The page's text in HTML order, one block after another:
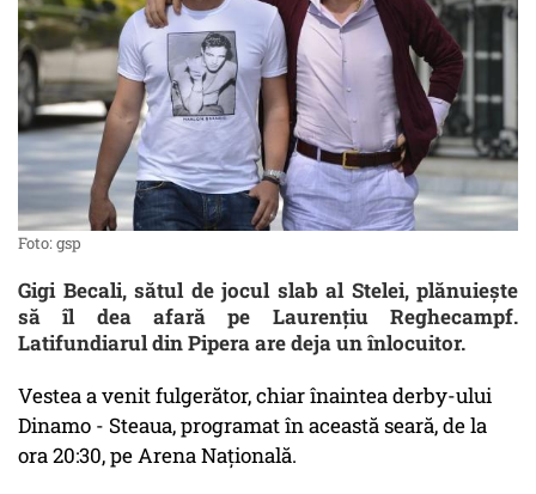
Foto: gsp
Gigi Becali, sătul de jocul slab al Stelei, plănuiește
să îl dea afară pe Laurențiu Reghecampf.
Latifundiarul din Pipera are deja un înlocuitor.
Vestea a venit fulgerător, chiar înaintea derby-ului
Dinamo - Steaua, programat în această seară, de la
ora 20:30, pe Arena Națională.